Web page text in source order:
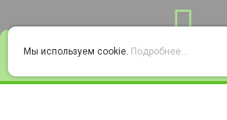
Войти
Мы используем cookie. Подробнее...